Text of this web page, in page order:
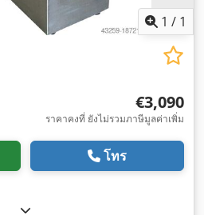
1 / 1
€3,090
ราคาคงที่ ยังไม่รวมภาษีมูลค่าเพิ่ม
โทร